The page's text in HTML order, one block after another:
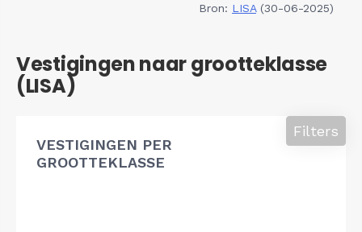
Bron: LISA(30-06-2025)
Vestigingen naar grootteklasse
(LISA)
VESTIGINGEN PER
GROOTTEKLASSE
Filters